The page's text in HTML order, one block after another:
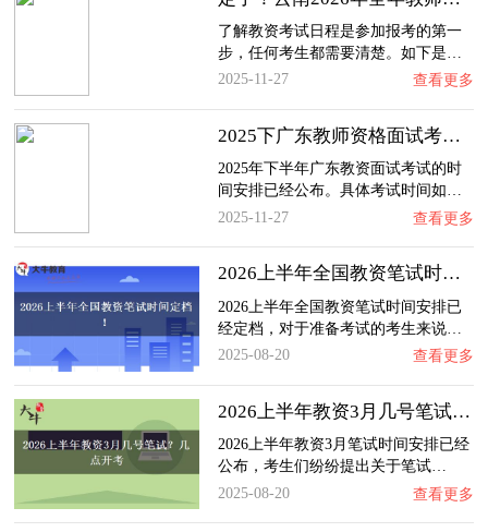
了解教资考试日程是参加报考的第一
步，任何考生都需要清楚。如下是…
2025-11-27
查看更多
2025下广东教师资格面试考试时间及科目内容（…
2025年下半年广东教资面试考试的时
间安排已经公布。具体考试时间如…
2025-11-27
查看更多
2026上半年全国教资笔试时间定档！
2026上半年全国教资笔试时间安排已
经定档，对于准备考试的考生来说…
2025-08-20
查看更多
2026上半年教资3月几号笔试？几点开考
2026上半年教资3月笔试时间安排已经
公布，考生们纷纷提出关于笔试…
2025-08-20
查看更多